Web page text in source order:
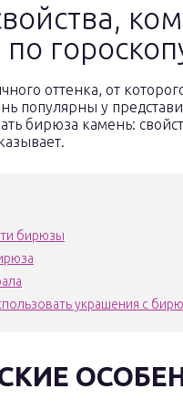
оттенка, от
популярны у
бирюза камень:
бирюзы
украшения с